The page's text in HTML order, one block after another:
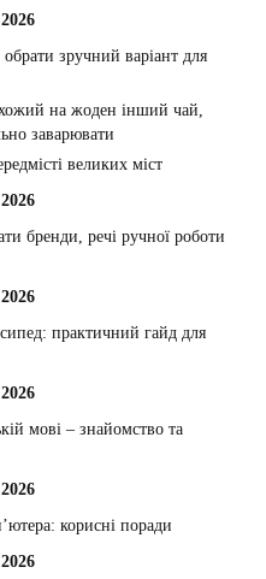
зручний варіант для
на жоден інший чай,
заварювати
великих міст
бренди, речі ручної роботи
практичний гайд для
мові – знайомство та
корисні поради